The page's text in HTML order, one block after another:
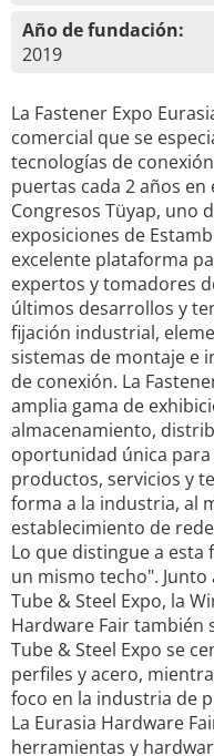
Año de fundación:
2019
La Fastener Expo
comercial que se
tecnologías de
puertas cada 2 años
Congresos Tüyap, uno
exposiciones de
excelente plataforma
expertos y tomadores
últimos desarrollos y
fijación industrial,
sistemas de montaje e
de conexión. La
amplia gama de
almacenamiento,
oportunidad única
productos, servicios y
forma a la industria, al
establecimiento de
Lo que distingue a esta
un mismo techo". Junto
Tube & Steel Expo, la
Hardware Fair también
Tube & Steel Expo se
perfiles y acero,
foco en la industria de
La Eurasia Hardware
herramientas y